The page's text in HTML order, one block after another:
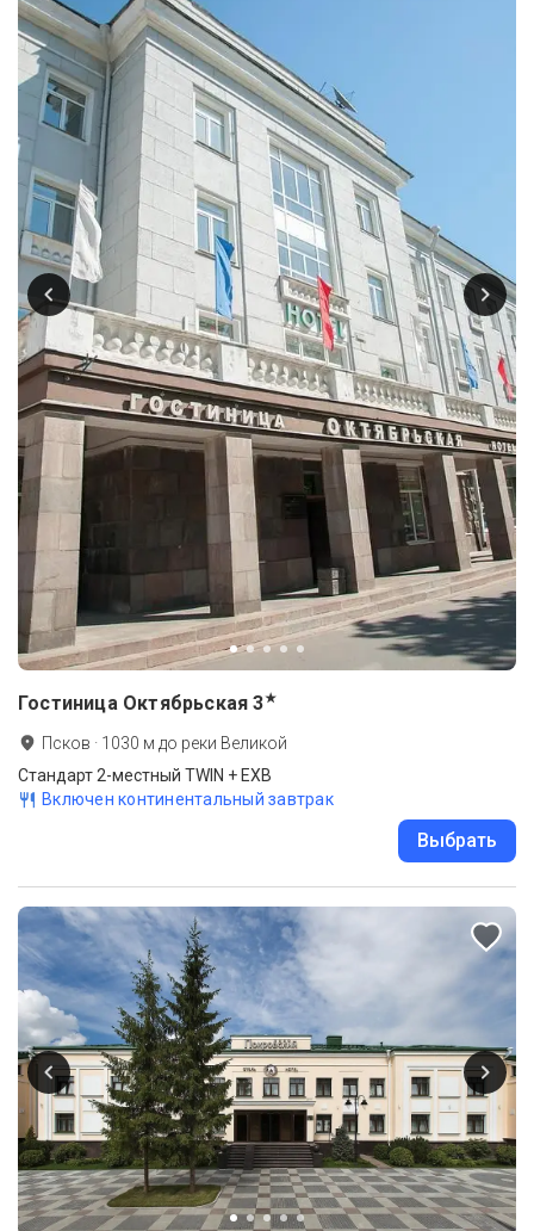
Гостиница Октябрьская 3★
Псков · 1030 м до реки Великой
Стандарт 2-местный TWIN + EXB
Включен континентальный завтрак
Выбрать